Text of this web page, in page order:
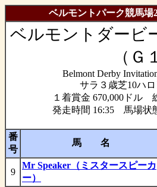
ベルモントパーク競馬場
ベルモントダービ
（Ｇ
Belmont Derby
サラ３歳芝10ハ
１着賞金 670,000ドル
発走時間 16:35 馬場状
番
号
馬 名
9
Mr Speaker（ミスタースピーカ
ー）